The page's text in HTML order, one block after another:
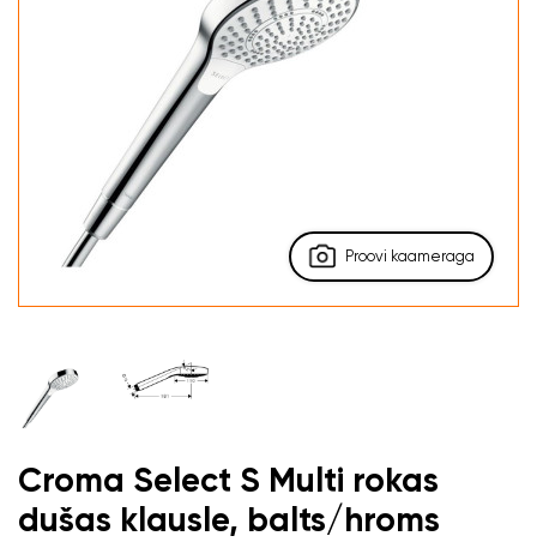
Proovi kaameraga
Croma Select S Multi rokas
dušas klausle, balts/hroms